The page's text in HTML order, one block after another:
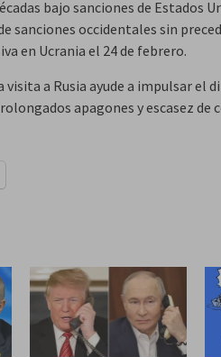
bajo sanciones de Estados
sanciones occidentales sin
en Ucrania el 24 de febrero.
visita a Rusia ayude a impulsar el
apagones y escasez de